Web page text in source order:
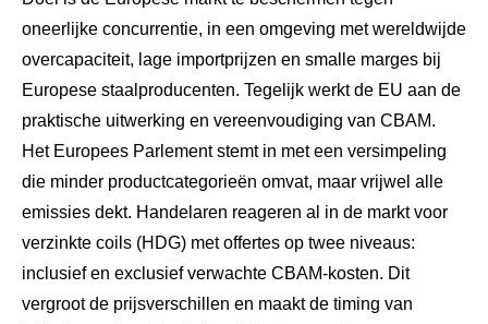
oneerlijke concurrentie, in een omgeving met wereldwijde
overcapaciteit, lage importprijzen en smalle marges bij
Europese staalproducenten. Tegelijk werkt de EU aan de
praktische uitwerking en vereenvoudiging van CBAM.
Het Europees Parlement stemt in met een versimpeling
die minder productcategorieën omvat, maar vrijwel alle
emissies dekt. Handelaren reageren al in de markt voor
verzinkte coils (HDG) met offertes op twee niveaus:
inclusief en exclusief verwachte CBAM-kosten. Dit
vergroot de prijsverschillen en maakt de timing van